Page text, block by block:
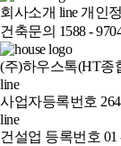
회사소개 line 개인
건축문의 1588 -
(주)하우스톡(HT종
line
사업자등록번호 264
line
건설업 등록번호 01